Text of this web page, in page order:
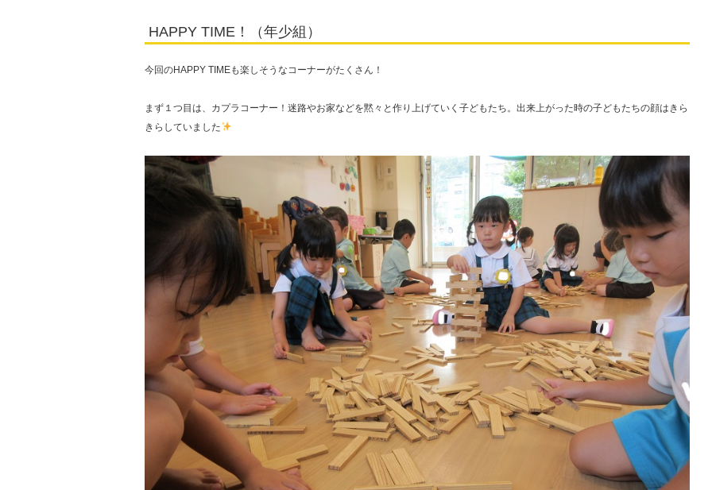
HAPPY TIME！（年少組）
今回のHAPPY TIMEも楽しそうなコーナーがたくさん！
まず１つ目は、カプラコーナー！迷路やお家などを黙々と作り上げていく子どもたち。出来上がった時の子どもたちの顔はきら
きらしていました